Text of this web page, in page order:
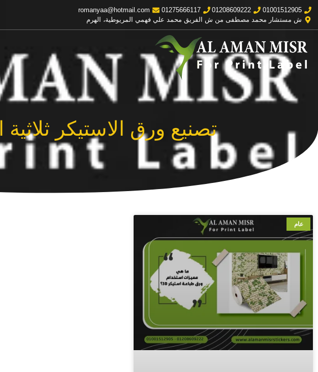
01001512905
01208609222
01275666117
romanyaa@hotmail.com
ش مستشار محمد مصطفى من ش الفريق محمد علي فهمي المريوطية، الهرم
تصنيع ورق الاستيكر ثلاثية
عام